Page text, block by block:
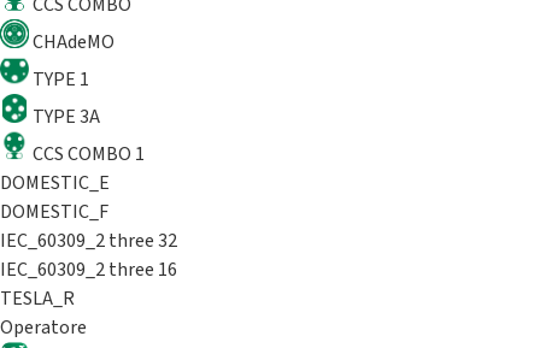
CHAdeMO
TYPE 1
TYPE 3A
CCS COMBO 1
DOMESTIC_E
DOMESTIC_F
IEC_60309_2 three 32
IEC_60309_2 three 16
TESLA_R
Operatore